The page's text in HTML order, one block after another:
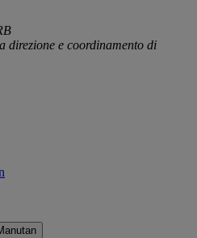
direzione e coordinamento di